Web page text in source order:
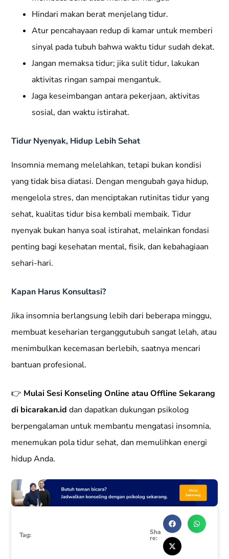
Hindari makan berat menjelang tidur.
Atur pencahayaan redup di kamar untuk memberi
sinyal pada tubuh bahwa waktu tidur sudah dekat.
Jangan memaksa tidur; jika sulit tidur, lakukan
aktivitas ringan sampai mengantuk.
Jaga keseimbangan antara pekerjaan, aktivitas
sosial, dan waktu istirahat.
Tidur Nyenyak, Hidup Lebih Sehat
Insomnia memang melelahkan, tetapi bukan kondisi
yang tidak bisa diatasi. Dengan mengubah gaya hidup,
mengelola stres, dan menciptakan rutinitas tidur yang
sehat, kualitas tidur bisa kembali membaik. Tidur
nyenyak bukan hanya soal istirahat, melainkan fondasi
penting bagi kesehatan mental, fisik, dan kebahagiaan
sehari-hari.
Kapan Harus Konsultasi?
Jika insomnia berlangsung lebih dari beberapa minggu,
membuat keseharian terganggutubuh sangat lelah, atau
menimbulkan kecemasan berlebih, saatnya mencari
bantuan profesional.
👉 Mulai Sesi Konseling Online atau Offline Sekarang
di bicarakan.id dan dapatkan dukungan psikolog
berpengalaman untuk membantu mengatasi insomnia,
menemukan pola tidur sehat, dan memulihkan energi
hidup Anda.
Tag: Sha
re: